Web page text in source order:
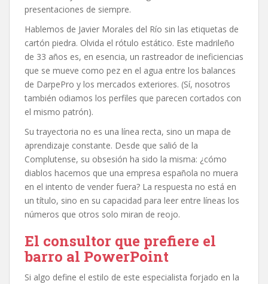
presentaciones de siempre.
Hablemos de Javier Morales del Río sin las etiquetas de
cartón piedra. Olvida el rótulo estático. Este madrileño
de 33 años es, en esencia, un rastreador de ineficiencias
que se mueve como pez en el agua entre los balances
de DarpePro y los mercados exteriores. (Sí, nosotros
también odiamos los perfiles que parecen cortados con
el mismo patrón).
Su trayectoria no es una línea recta, sino un mapa de
aprendizaje constante. Desde que salió de la
Complutense, su obsesión ha sido la misma: ¿cómo
diablos hacemos que una empresa española no muera
en el intento de vender fuera? La respuesta no está en
un título, sino en su capacidad para leer entre líneas los
números que otros solo miran de reojo.
El consultor que prefiere el
barro al PowerPoint
Si algo define el estilo de este especialista forjado en la